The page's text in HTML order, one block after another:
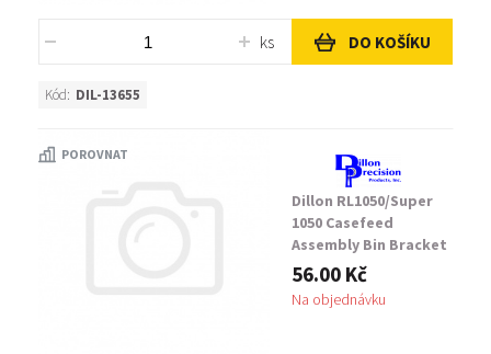
ks DO KOŠÍKU
Kód: DIL-13655
POROVNAT
Dillon RL1050/Super
1050 Casefeed
Assembly Bin Bracket
Mount Screw
56.00 Kč
Na objednávku